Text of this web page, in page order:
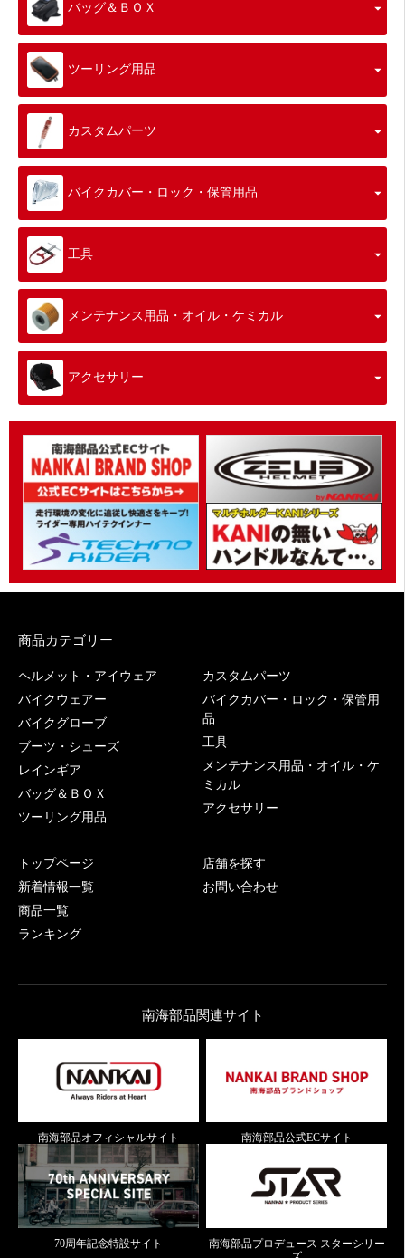
バッグ＆ＢＯＸ
ツーリング用品
カスタムパーツ
バイクカバー・ロック・保管用品
工具
メンテナンス用品・オイル・ケミカル
アクセサリー
商品カテゴリー
ヘルメット・アイウェア
バイクウェアー
バイクグローブ
ブーツ・シューズ
レインギア
バッグ＆ＢＯＸ
ツーリング用品
カスタムパーツ
バイクカバー・ロック・保管用
品
工具
メンテナンス用品・オイル・ケ
ミカル
アクセサリー
トップページ
新着情報一覧
商品一覧
ランキング
店舗を探す
お問い合わせ
南海部品関連サイト
南海部品オフィシャルサイト 南海部品公式ECサイト
70周年記念特設サイト
南海部品プロデュース スターシリー